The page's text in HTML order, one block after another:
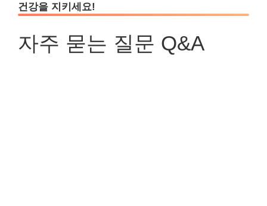
건강을 지키세요!
자주 묻는 질문 Q&A